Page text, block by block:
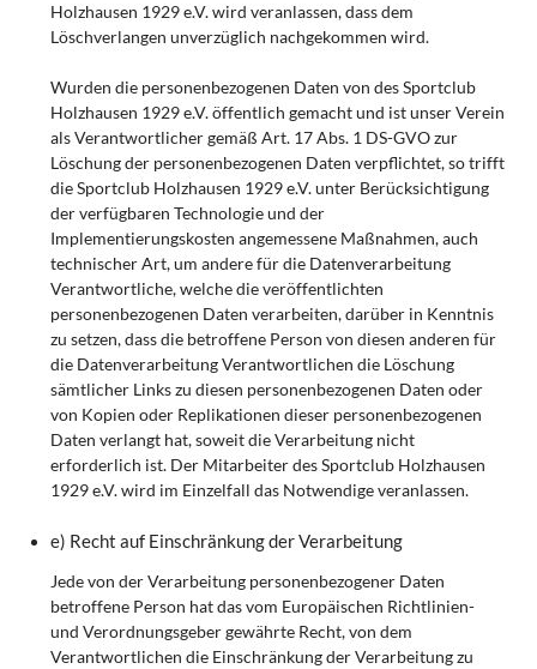
Holzhausen 1929 e.V. wird veranlassen, dass dem
Löschverlangen unverzüglich nachgekommen wird.
Wurden die personenbezogenen Daten von des Sportclub
Holzhausen 1929 e.V. öffentlich gemacht und ist unser Verein
als Verantwortlicher gemäß Art. 17 Abs. 1 DS-GVO zur
Löschung der personenbezogenen Daten verpflichtet, so trifft
die Sportclub Holzhausen 1929 e.V. unter Berücksichtigung
der verfügbaren Technologie und der
Implementierungskosten angemessene Maßnahmen, auch
technischer Art, um andere für die Datenverarbeitung
Verantwortliche, welche die veröffentlichten
personenbezogenen Daten verarbeiten, darüber in Kenntnis
zu setzen, dass die betroffene Person von diesen anderen für
die Datenverarbeitung Verantwortlichen die Löschung
sämtlicher Links zu diesen personenbezogenen Daten oder
von Kopien oder Replikationen dieser personenbezogenen
Daten verlangt hat, soweit die Verarbeitung nicht
erforderlich ist. Der Mitarbeiter des Sportclub Holzhausen
1929 e.V. wird im Einzelfall das Notwendige veranlassen.
e) Recht auf Einschränkung der Verarbeitung
Jede von der Verarbeitung personenbezogener Daten
betroffene Person hat das vom Europäischen Richtlinien-
und Verordnungsgeber gewährte Recht, von dem
Verantwortlichen die Einschränkung der Verarbeitung zu